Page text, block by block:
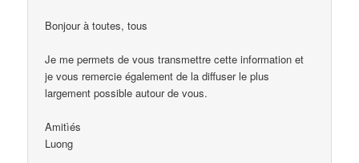
Bonjour à toutes, tous
Je me permets de vous transmettre cette information et
je vous remercie également de la diffuser le plus
largement possible autour de vous.
Amitìés
Luong